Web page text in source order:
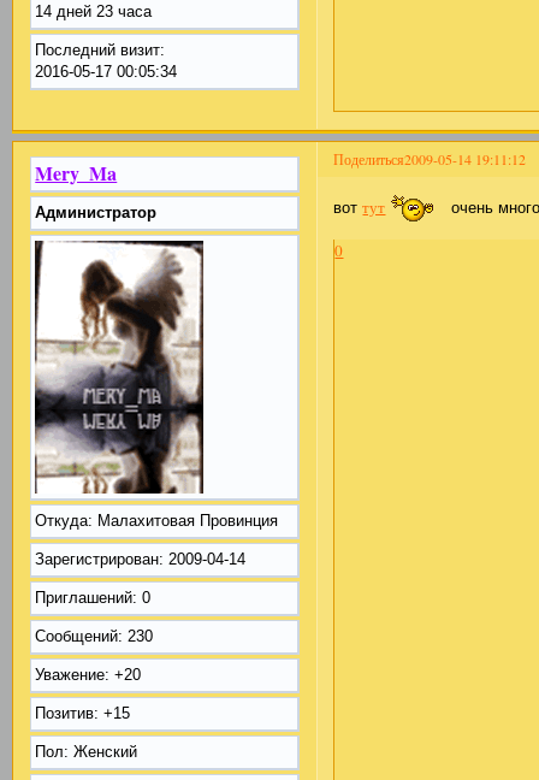
14 дней 23 часа
Последний визит:
2016-05-17 00:05:34
Поделиться2009-05-14 19:11:12
Mery_Ma
Администратор
Откуда: Малахитовая Провинция
Зарегистрирован: 2009-04-14
Приглашений: 0
Сообщений: 230
Уважение: +20
Позитив: +15
Пол: Женский
воттут очень
0